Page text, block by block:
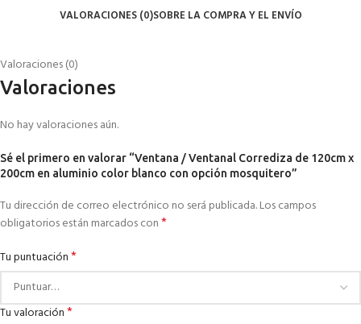
VALORACIONES (0)SOBRE LA COMPRA Y EL ENVÍO
Valoraciones (0)
Valoraciones
No hay valoraciones aún.
Sé el primero en valorar “Ventana / Ventanal Corrediza de 120cm x
200cm en aluminio color blanco con opción mosquitero”
Tu dirección de correo electrónico no será publicada.Los campos
obligatorios están marcados con*
Tu puntuación*
Tu valoración*